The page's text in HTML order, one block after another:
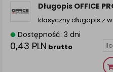
Długopis OFFICE
klasyczny długopis z
Dostępność: 3 dni
0,43 PLN brutto